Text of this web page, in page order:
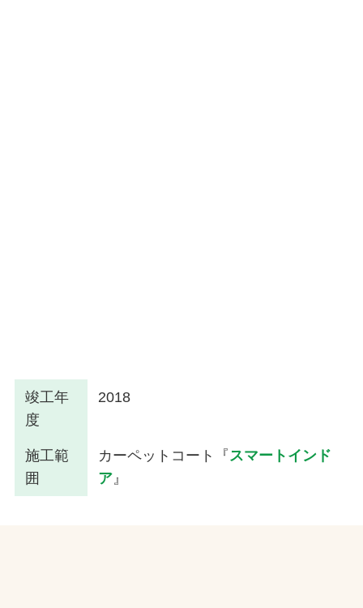
竣工年
度
2018
施工範
囲
カーペットコート『スマートインド
ア』